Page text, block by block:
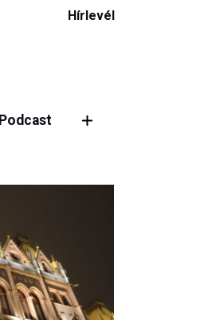
Hírlevél
Podcast